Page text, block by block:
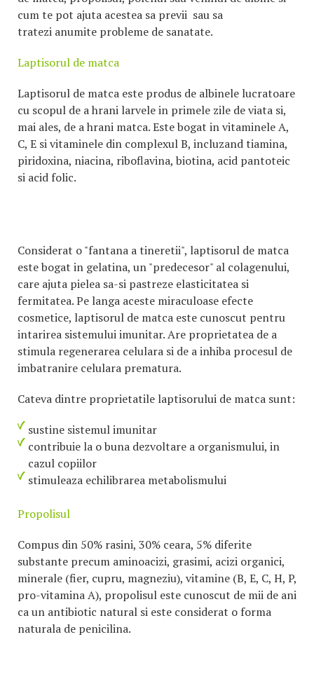
cum te pot ajuta acestea sa previi sau sa
tratezi anumite probleme de sanatate.
Laptisorul de matca
Laptisorul de matca este produs de albinele lucratoare
cu scopul de a hrani larvele in primele zile de viata si,
mai ales, de a hrani matca. Este bogat in vitaminele A,
C, E si vitaminele din complexul B, incluzand tiamina,
piridoxina, niacina, riboflavina, biotina, acid pantoteic
si acid folic.
Considerat o "fantana a tineretii", laptisorul de matca
este bogat in gelatina, un "predecesor" al colagenului,
care ajuta pielea sa-si pastreze elasticitatea si
fermitatea. Pe langa aceste miraculoase efecte
cosmetice, laptisorul de matca este cunoscut pentru
intarirea sistemului imunitar. Are proprietatea de a
stimula regenerarea celulara si de a inhiba procesul de
imbatranire celulara prematura.
Cateva dintre proprietatile laptisorului de matca sunt:
sustine sistemul imunitar
contribuie la o buna dezvoltare a organismului, in
cazul copiilor
stimuleaza echilibrarea metabolismului
Propolisul
Compus din 50% rasini, 30% ceara, 5% diferite
substante precum aminoacizi, grasimi, acizi organici,
minerale (fier, cupru, magneziu), vitamine (B, E, C, H, P,
pro-vitamina A), propolisul este cunoscut de mii de ani
ca un antibiotic natural si este considerat o forma
naturala de penicilina.